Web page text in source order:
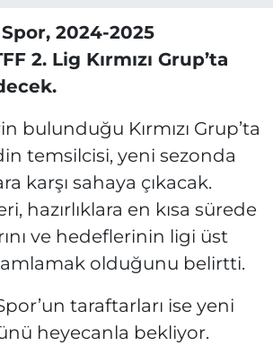
2024-2025
2. Lig Kırmızı Grup’ta
bulunduğu Kırmızı Grup’ta
temsilcisi, yeni sezonda
karşı sahaya çıkacak.
hazırlıklara en kısa sürede
ve hedeflerinin ligi üst
olduğunu belirtti.
taraftarları ise yeni
heyecanla bekliyor.